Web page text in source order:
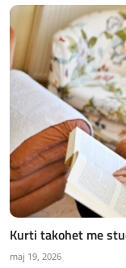
Kurti takohet me
maj 19, 2026